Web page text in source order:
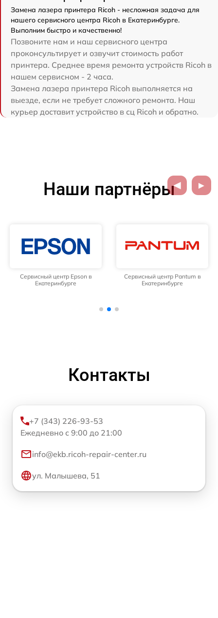
Замена лазера принтера Ricoh - несложная задача для
нашего сервисного центра Ricoh в Екатеринбурге.
Выполним быстро и качественно!
Позвоните нам и наш сервисного центра
проконсультирует и озвучит стоимость работ
принтера. Среднее время ремонта устройств Ricoh в
нашем сервисном - 2 часа.
Замена лазера принтера Ricoh выполняется на
выезде, если не требует сложного ремонта. Наш
курьер доставит устройство в сц Ricoh и обратно.
Наши партнёры
Сервисный центр Epson в
Екатеринбурге
Сервисный центр Pantum в
Екатеринбурге
Контакты
+7 (343) 226-93-53
Ежедневно с 9:00 до 21:00
info@ekb.ricoh-repair-center.ru
ул. Малышева, 51